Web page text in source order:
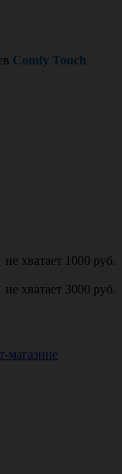
Comfy Touch
не хватает 1000 руб.
не хватает 3000 руб.
магазине